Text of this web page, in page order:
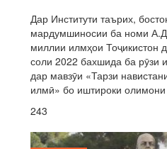
Дар Институти таърих,
мардумшиносии ба номи
миллии илмҳои Тоҷикистон
соли 2022 бахшида ба рӯзи
дар мавзӯи «Тарзи
илмӣ» бо иштироки олимони
243